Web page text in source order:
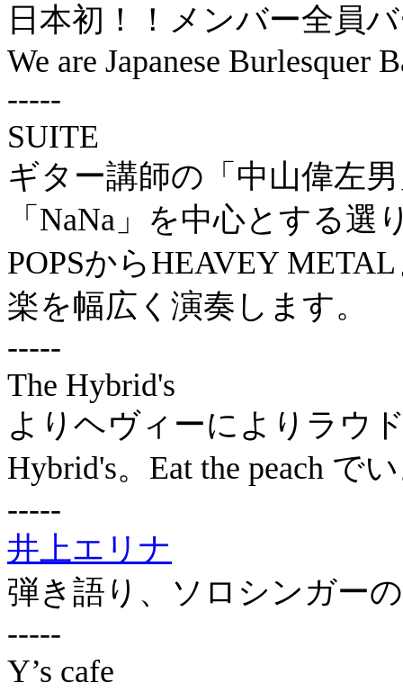
日本初！！メンバー全員
We are Japanese Burlesquer
-----
SUITE
ギター講師の「中山偉左
「NaNa」を中心とする
POPSからHEAVEY
楽を幅広く演奏します。
-----
The Hybrid's
よりヘヴィーによりラウ
Hybrid's。Eat the peach で
-----
井上エリナ
弾き語り、ソロシンガー
-----
Y’s cafe